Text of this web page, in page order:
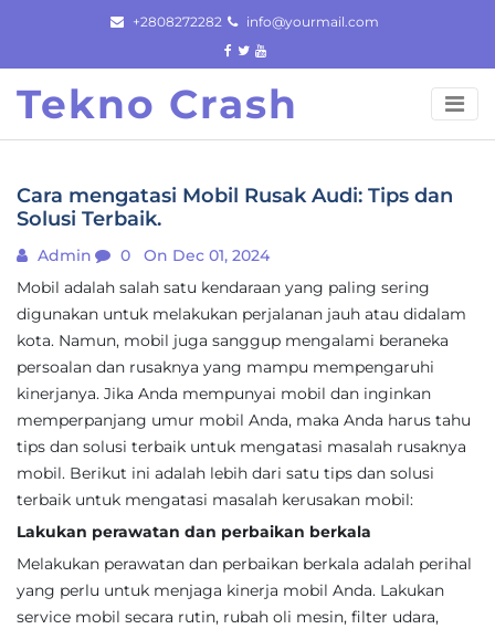
content
+2808272282 info@yourmail.com
Tekno Crash
Cara mengatasi Mobil Rusak Audi: Tips dan
Solusi Terbaik.
Admin 0
On Dec 01, 2024
Mobil adalah salah satu kendaraan yang paling sering
digunakan untuk melakukan perjalanan jauh atau didalam
kota. Namun, mobil juga sanggup mengalami beraneka
persoalan dan rusaknya yang mampu mempengaruhi
kinerjanya. Jika Anda mempunyai mobil dan inginkan
memperpanjang umur mobil Anda, maka Anda harus tahu
tips dan solusi terbaik untuk mengatasi masalah rusaknya
mobil. Berikut ini adalah lebih dari satu tips dan solusi
terbaik untuk mengatasi masalah kerusakan mobil:
Lakukan perawatan dan perbaikan berkala
Melakukan perawatan dan perbaikan berkala adalah perihal
yang perlu untuk menjaga kinerja mobil Anda. Lakukan
service mobil secara rutin, rubah oli mesin, filter udara,